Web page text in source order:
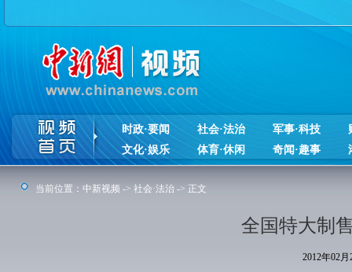
时政·要闻 社会·法治 军事·科技
文化·娱乐
体育·休闲 奇闻·趣事
当前位置： 中新视频 -> 社会·法治 -> 正文
全国特大制
2012年02